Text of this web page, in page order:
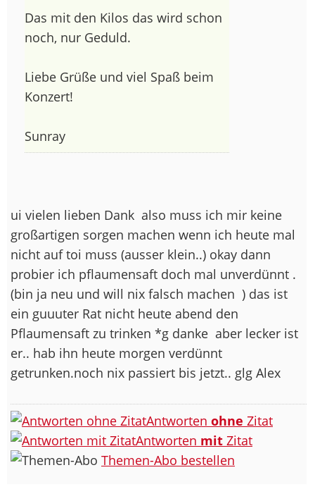
Das mit den Kilos das wird schon
noch, nur Geduld.
Liebe Grüße und viel Spaß beim
Konzert!
Sunray
ui vielen lieben Dank also muss ich mir keine
großartigen sorgen machen wenn ich heute mal
nicht auf toi muss (ausser klein..) okay dann
probier ich pflaumensaft doch mal unverdünnt .
(bin ja neu und will nix falsch machen ) das ist
ein guuuter Rat nicht heute abend den
Pflaumensaft zu trinken *g danke aber lecker ist
er.. hab ihn heute morgen verdünnt
getrunken.noch nix passiert bis jetzt.. glg Alex
Antworten ohne Zitat
Antworten mit Zitat
Themen-Abo bestellen